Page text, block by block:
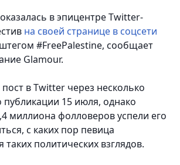
в эпицентре Twitter-
на своей странице в соцсети
#FreePalestine, сообщает
Glamour.
в Twitter через несколько
публикации 15 июля, однако
миллиона фолловеров успели его
с каких пор певица
политических взглядов.